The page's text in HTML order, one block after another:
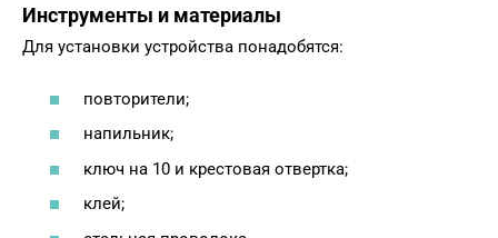
Инструменты и материалы
Для установки устройства понадобятся:
повторители;
напильник;
ключ на 10 и крестовая отвертка;
клей;